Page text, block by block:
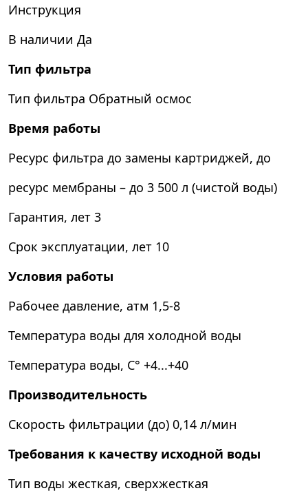
Инструкция
В наличии Да
Тип фильтра
Тип фильтра Обратный осмос
Время работы
Ресурс фильтра до замены картриджей, до
ресурс мембраны – до 3 500 л (чистой воды)
Гарантия, лет 3
Срок эксплуатации, лет 10
Условия работы
Рабочее давление, атм 1,5-8
Температура воды для холодной воды
Температура воды, C° +4...+40
Производительность
Скорость фильтрации (до) 0,14 л/мин
Требования к качеству исходной воды
Тип воды жесткая, сверхжесткая